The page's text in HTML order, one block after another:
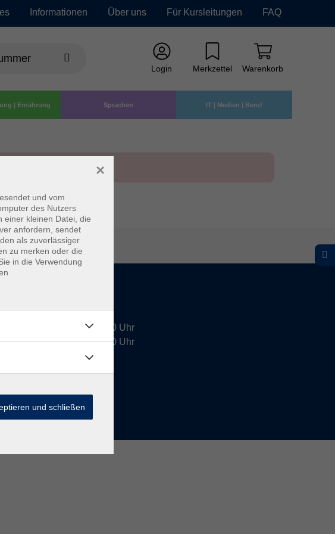
Informationen Über uns Für Kursleitungen FAQ
Login Merkzettel Warenkorb
| Ernährung Sprachen IT | Medien | Beruf
- 12:30 Uhr & 14:00 - 16:00 Uhr
9:00 - 12:30 Uhr
und vom
des Nutzers
einer kleinen Datei, die
anfordern, sendet
als zuverlässiger
zu merken oder die
in die Verwendung
×
und schließen